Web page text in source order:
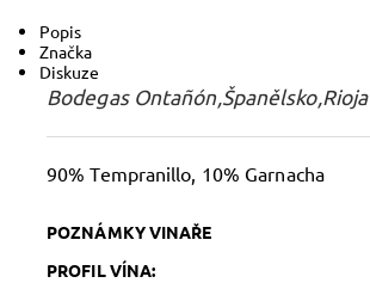
Popis
Značka
Diskuze
Bodegas Ontañón,Španělsko,Rioja
90% Tempranillo, 10% Garnacha
POZNÁMKY VINAŘE
PROFIL VÍNA: